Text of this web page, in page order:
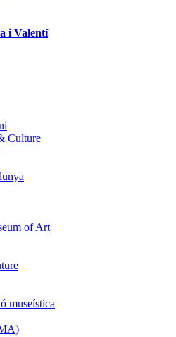
i Valentí
Culture
of Art
museística